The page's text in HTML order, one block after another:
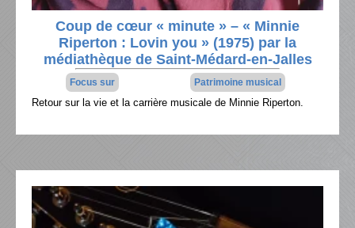
Coup de cœur « minute » – « Minnie
Riperton : Lovin you » (1975) par la
médiathèque de Saint-Médard-en-Jalles
Focus sur Patrimoine musical
Retour sur la vie et la carrière musicale de Minnie Riperton.